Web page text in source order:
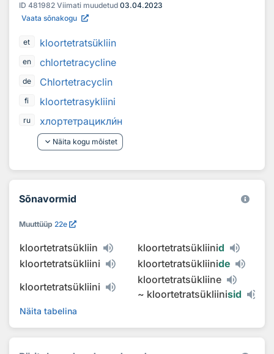
ID 481982 Viimati muudetud 03.04.2023
Vaata sõnakogu
et kloortetratsükliin
en chlortetracycline
de Chlortetracyclin
fi kloortetrasykliini
ru хлортетрациклин
keyboard_arrow_down Näita kogu mõistet
Sõnavormid
Muuttüüp 22e
kloortetratsükliin kloortetratsükliinid
kloortetratsükliini
kloortetratsükliinide
kloortetratsükliini
kloortetratsükliine
~ kloortetratsükliinisid
Näita tabelina